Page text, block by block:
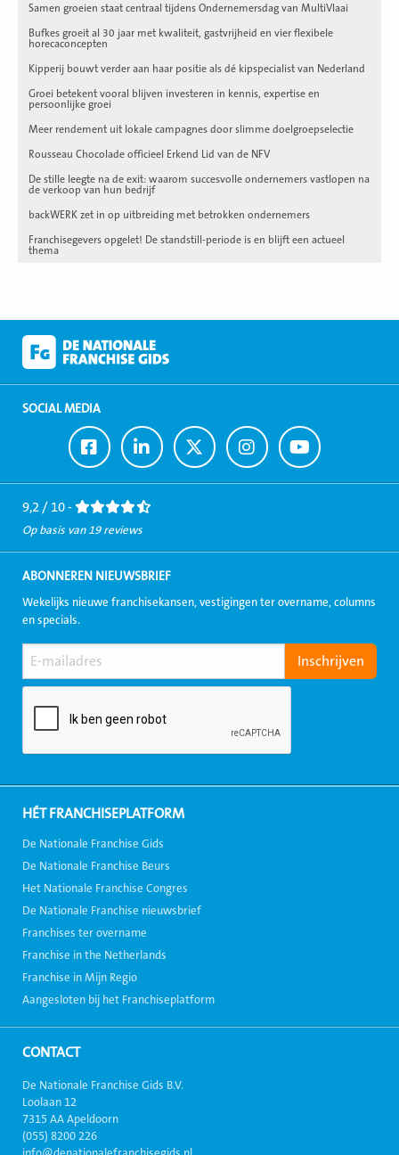
Samen groeien staat centraal tijdens Ondernemersdag van MultiVlaai
Bufkes groeit al 30 jaar met kwaliteit, gastvrijheid en vier flexibele
horecaconcepten
Kipperij bouwt verder aan haar positie als dé kipspecialist van Nederland
Groei betekent vooral blijven investeren in kennis, expertise en
persoonlijke groei
Meer rendement uit lokale campagnes door slimme doelgroepselectie
Rousseau Chocolade officieel Erkend Lid van de NFV
De stille leegte na de exit: waarom succesvolle ondernemers vastlopen na
de verkoop van hun bedrijf
backWERK zet in op uitbreiding met betrokken ondernemers
Franchisegevers opgelet! De standstill-periode is en blijft een actueel
thema
SOCIAL MEDIA
Ga
naar
Facebook
Ga
naar
LinkedIn
Ga
naar
Twitter
Ga
naar
Instagram
Ga
naar
Youtube
9,2 / 10 -
Op basis van 19 reviews
ABONNEREN NIEUWSBRIEF
Wekelijks nieuwe franchisekansen, vestigingen ter overname, columns
en specials.
HÉT FRANCHISEPLATFORM
De Nationale Franchise Gids
De Nationale Franchise Beurs
Het Nationale Franchise Congres
De Nationale Franchise nieuwsbrief
Franchises ter overname
Franchise in the Netherlands
Franchise in Mijn Regio
Aangesloten bij het Franchiseplatform
CONTACT
De Nationale Franchise Gids B.V.
Loolaan 12
7315 AA Apeldoorn
(055) 8200 226